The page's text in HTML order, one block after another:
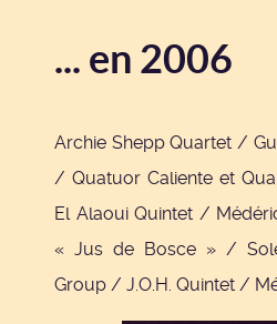
... en 2006
Archie Shepp Quartet /
/ Quatuor Caliente et
El Alaoui Quintet /
« Jus de Bosce » /
Group / J.O.H. Quintet /